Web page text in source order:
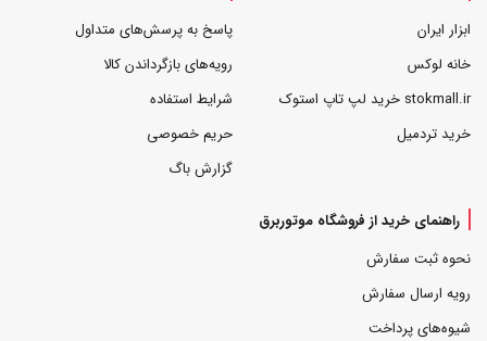
ابزار ایران
خانه لوکس
stokmall.ir خرید لپ تاپ استوک
خرید تردمیل
پاسخ به پرسش‌های متداول
رویه‌های بازگرداندن کالا
شرایط استفاده
حریم خصوصی
گزارش باگ
راهنمای خرید از فروشگاه موتوربرق
نحوه ثبت سفارش
رویه ارسال سفارش
شیوه‌های پرداخت